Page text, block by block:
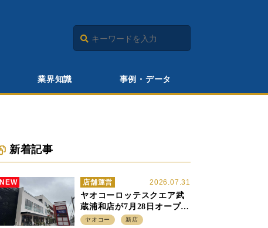
業界知識 事例・データ
新着記事
NEW 2026.07.31
店舗運営
ヤオコーロッテスクエア武
蔵浦和店が7月28日オープ
ン、至近の惣菜繁盛店・武
ヤオコー 新店